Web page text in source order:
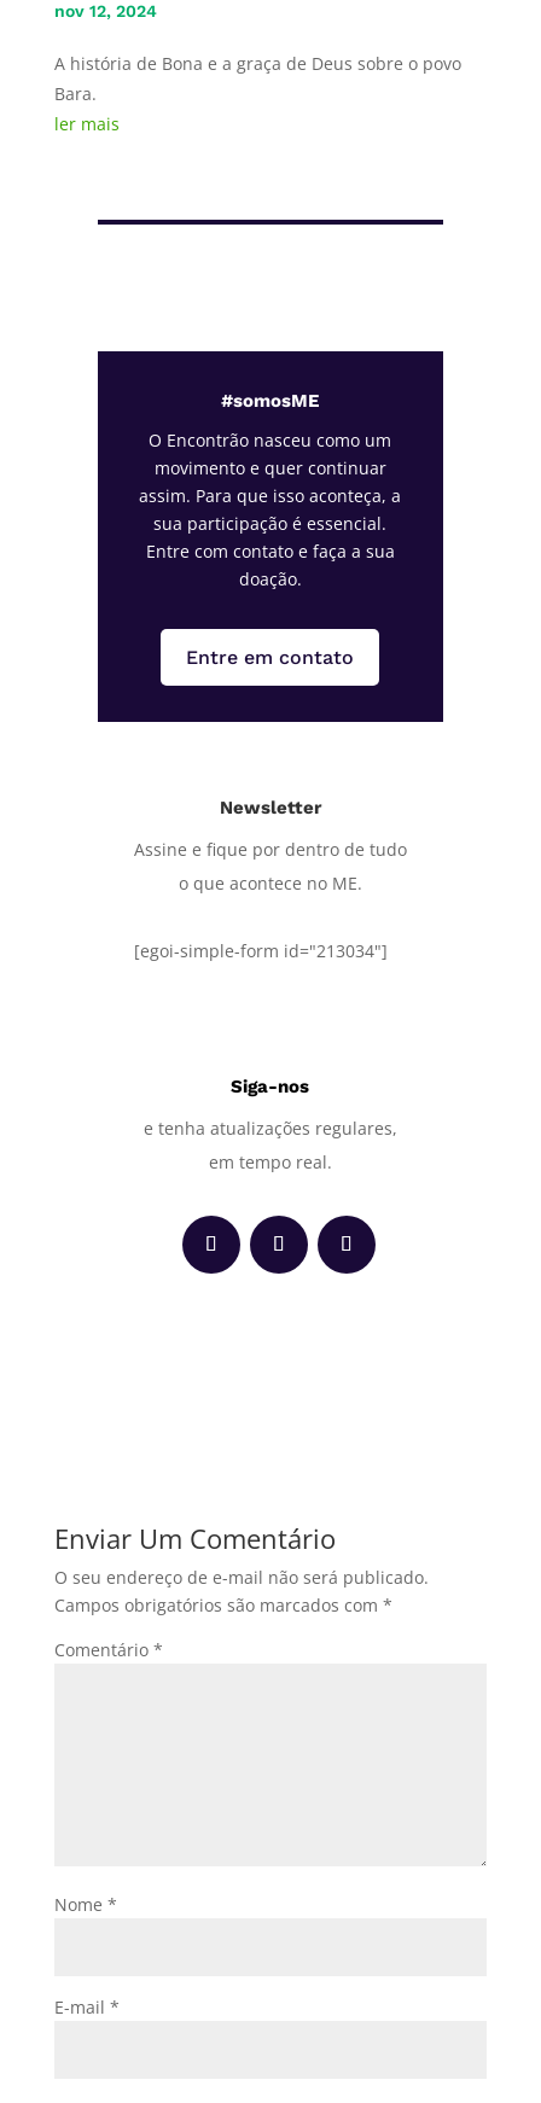
nov 12, 2024
A história de Bona e a graça de Deus sobre o povo
Bara.
ler mais
#somosME
O Encontrão nasceu como um
movimento e quer continuar
assim. Para que isso aconteça, a
sua participação é essencial.
Entre com contato e faça a sua
doação.
Entre em contato
Newsletter
Assine e fique por dentro de tudo
o que acontece no ME.
[egoi-simple-form id="213034"]
Siga-nos
e tenha atualizações regulares,
em tempo real.
Enviar Um Comentário
O seu endereço de e-mail não será publicado.
Campos obrigatórios são marcados com *
Comentário *
Nome *
E-mail *